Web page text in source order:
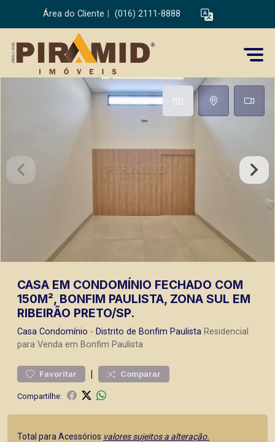
Área do Cliente (016) 2111-8888
CASA EM CONDOMÍNIO FECHADO COM
150M², BONFIM PAULISTA, ZONA SUL EM
RIBEIRÃO PRETO/SP.
Casa Condomínio - Distrito de Bonfim Paulista Residencial
para Venda em Bonfim Paulista
Favoritar | Comparar
Compartilhe:
Total para Acessórios valores sujeitos a alteração.